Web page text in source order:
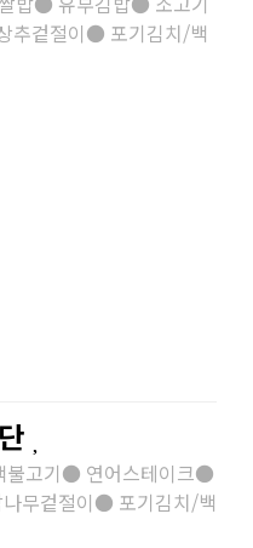
추겉절이● 포기김치/백
고기● 연어스테이크●
무겉절이● 포기김치/백